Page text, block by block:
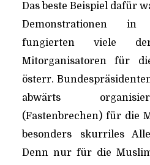
Das beste Beispiel dafür
Demonstrationen
fungierten viele
Mitorganisatoren für
österr.
abwärts
(Fastenbrechen) für die
besonders skurriles
Denn nur für die